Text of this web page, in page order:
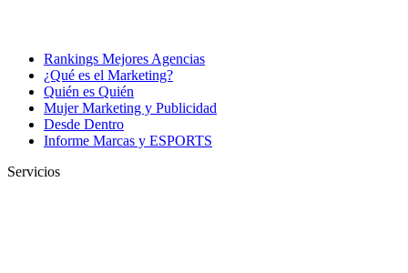
Rankings Mejores Agencias
¿Qué es el Marketing?
Quién es Quién
Mujer Marketing y Publicidad
Desde Dentro
Informe Marcas y ESPORTS
Servicios